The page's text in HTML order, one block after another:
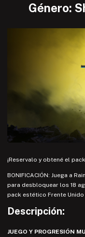
Género:
¡Reservalo y obtené el
BONIFICACIÓN: Juega a
para desbloquear los 18
pack estético Frente Unido
Descripción:
JUEGO Y PROGRESIÓN